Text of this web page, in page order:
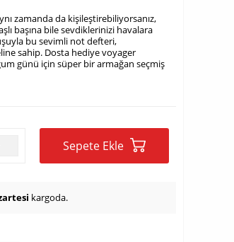
zamanda da kişileştirebiliyorsanız,
başına bile sevdiklerinizi havalara
bu sevimli not defteri,
sahip. Dosta hediye voyager
günü için süper bir armağan seçmiş
Sepete Ekle
kargoda.